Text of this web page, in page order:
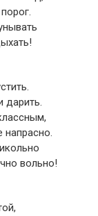
дарить.
вольно!